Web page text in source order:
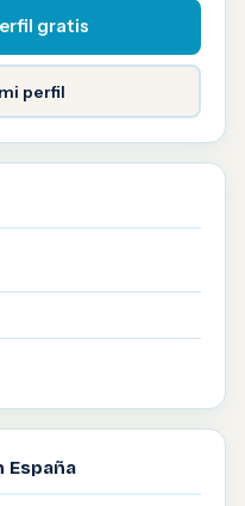
gratis
perfil
España